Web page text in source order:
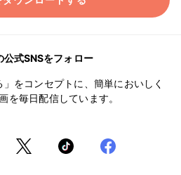
公式SNSをフォロー
」をコンセプトに、簡単においしく
を毎日配信しています。